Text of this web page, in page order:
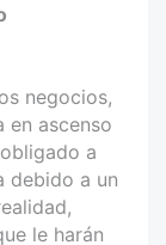
negocios,
en ascenso
a
debido a un
le harán